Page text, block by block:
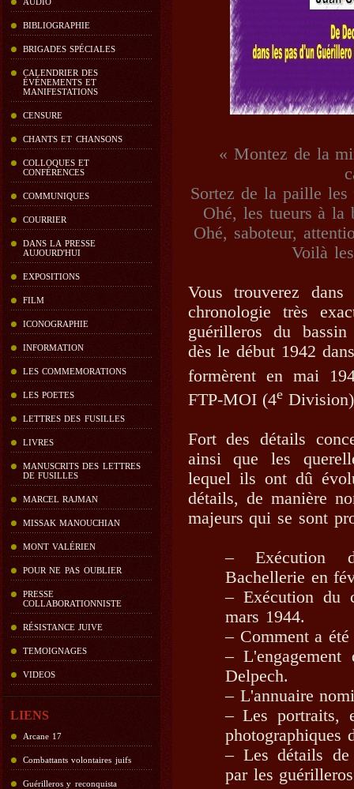
BIBLIOGRAPHIE
BRIGADES SPÉCIALES
CALENDRIER DES
ÉVÉNEMENTS ET
MANIFESTATIONS
CENSURE
CHANTS ET CHANSONS
COLLOQUES ET
CONFÉRENCES
COMMUNIQUES
COURRIER
DANS LA PRESSE
AUJOURD'HUI
EXPOSITIONS
FILM
ICONOGRAPHIE
INFORMATION
LES COMMEMORATIONS
LES POETES
LETTRES DES FUSILLES
LIVRES
MANUSCRITS DES LETTRES
DE FUSILLES
MARCEL RAJMAN
MISSAK MANOUCHIAN
MONT VALÉRIEN
POUR NE PAS OUBLIER
PRESSE
COLLABORATIONNISTE
RÉSISTANCE JUIVE
TEMOIGNAGES
VIDEOS
LIENS
Arcane 17
Combattants volontaires juifs
Guérilleros y reconquista
« Montez de la
Sortez de la paille
Ohé, les tueurs à la
Ohé, saboteur,
Voilà
Vous trouverez
chronologie très
guérilleros du
dès le début 1942
formèrent en mai
FTP-MOI (4e
Fort des détails
ainsi que les
lequel ils ont dû
détails, de manière
majeurs qui se sont
– Exécution
Bachellerie en
– Exécution du
mars 1944.
– Comment a
–
Delpech.
– L'annuaire
– Les portraits,
photographiques
– Les détails
par les